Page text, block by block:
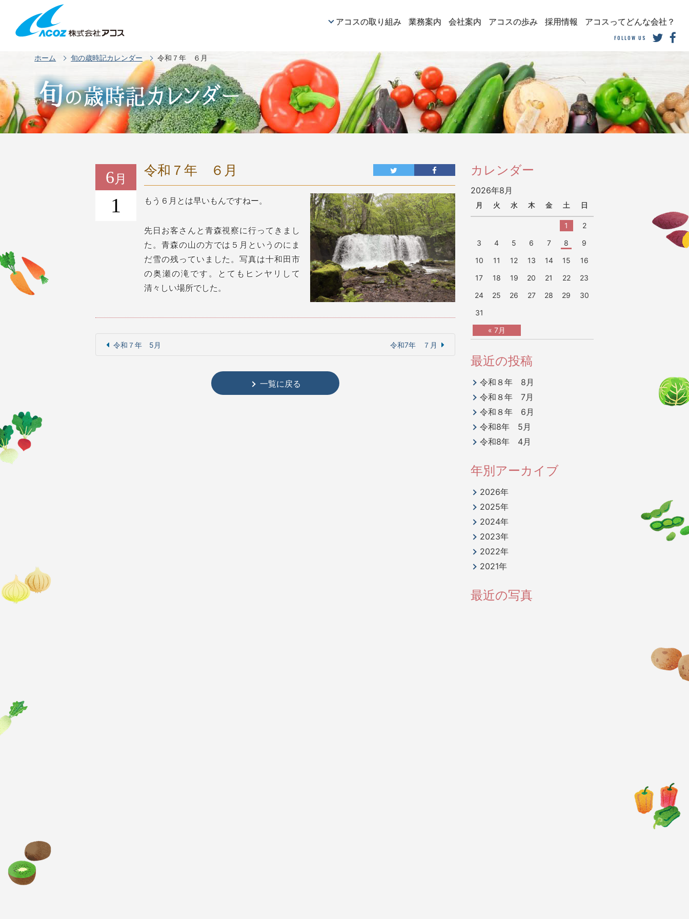
アコスの取り組み 業務案内 会社案内 アコスの歩み 採用情報 アコスってどんな会社？
FOLLOW US
ホーム 旬の歳時記カレンダー 令和７年 ６月
6 月
1
令和７年 ６月
もう６月とは早いもんですねー。
先日お客さんと青森視察に行ってきまし
た。青森の山の方では５月というのにま
だ雪の残っていました。写真は十和田市
の奥瀬の滝です。とてもヒンヤリして
清々しい場所でした。
令和７年 5月 令和7年 ７月
一覧に戻る
カレンダー
2026年8月
月 火 水 木 金 土 日
« 7月
1
2
3
4 5 6 7 8
9
10
11 12 13 14 15
16
17
18 19 20 21 22
23
24
25 26 27 28 29
30
31
最近の投稿
令和８年 8月
令和８年 7月
令和８年 6月
令和8年 5月
令和8年 4月
年別アーカイブ
2026年
2025年
2024年
2023年
2022年
2021年
最近の写真